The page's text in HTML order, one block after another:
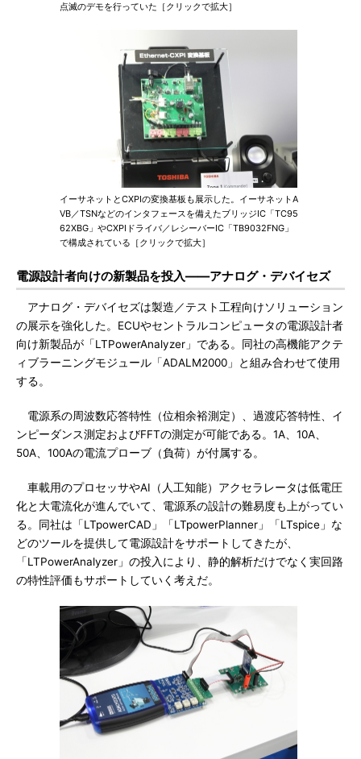
点滅のデモを行っていた［クリックで拡大］
イーサネットとCXPIの変換基板も展示した。イーサネットA
VB／TSNなどのインタフェースを備えたブリッジIC「TC95
62XBG」やCXPIドライバ／レシーバーIC「TB9032FNG」
で構成されている［クリックで拡大］
電源設計者向けの新製品を投入――アナログ・デバイセズ
アナログ・デバイセズは製造／テスト工程向けソリューション
の展示を強化した。ECUやセントラルコンピュータの電源設計者
向け新製品が「LTPowerAnalyzer」である。同社の高機能アクテ
ィブラーニングモジュール「ADALM2000」と組み合わせて使用
する。
電源系の周波数応答特性（位相余裕測定）、過渡応答特性、イ
ンピーダンス測定およびFFTの測定が可能である。1A、10A、
50A、100Aの電流プローブ（負荷）が付属する。
車載用のプロセッサやAI（人工知能）アクセラレータは低電圧
化と大電流化が進んでいて、電源系の設計の難易度も上がってい
る。同社は「LTpowerCAD」「LTpowerPlanner」「LTspice」な
どのツールを提供して電源設計をサポートしてきたが、
「LTPowerAnalyzer」の投入により、静的解析だけでなく実回路
の特性評価もサポートしていく考えだ。